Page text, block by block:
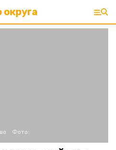
округа
Фото: